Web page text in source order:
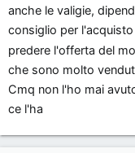
anche le valigie,
consiglio per
predere l'offerta del
che sono molto
Cmq non l'ho mai
ce l'ha